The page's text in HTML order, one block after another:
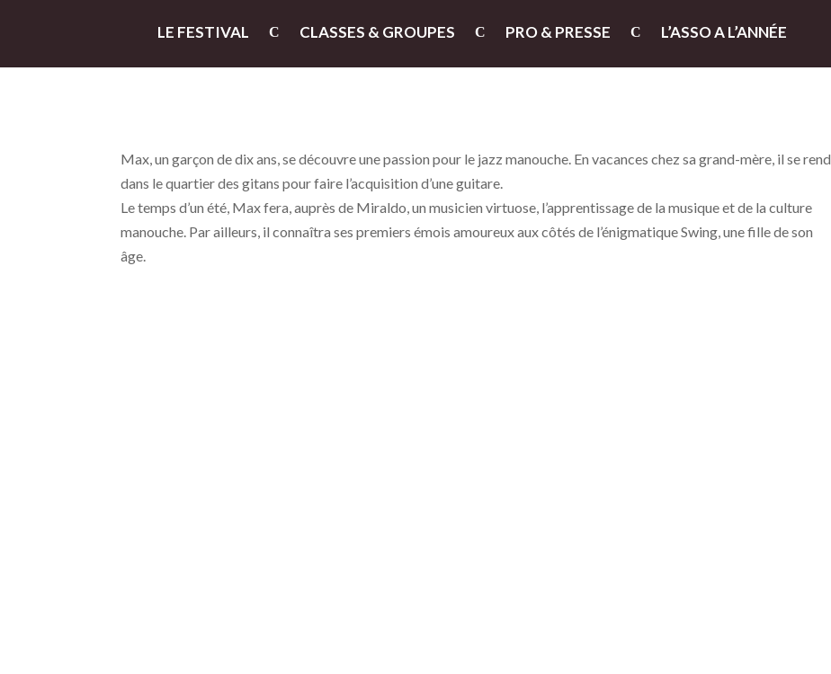
LE FESTIVAL CLASSES & GROUPES PRO & PRESSE L’ASSO A L’ANNÉE
Max, un garçon de dix ans, se découvre une passion pour le jazz manouche. En vacances chez sa grand-mère, il se rend
dans le quartier des gitans pour faire l’acquisition d’une guitare.
Le temps d’un été, Max fera, auprès de Miraldo, un musicien virtuose, l’apprentissage de la musique et de la culture
manouche. Par ailleurs, il connaîtra ses premiers émois amoureux aux côtés de l’énigmatique Swing, une fille de son
âge.